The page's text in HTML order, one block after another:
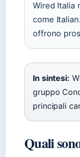
Wired Italia
come
offrono
In sintesi:
gruppo
principali
Quali